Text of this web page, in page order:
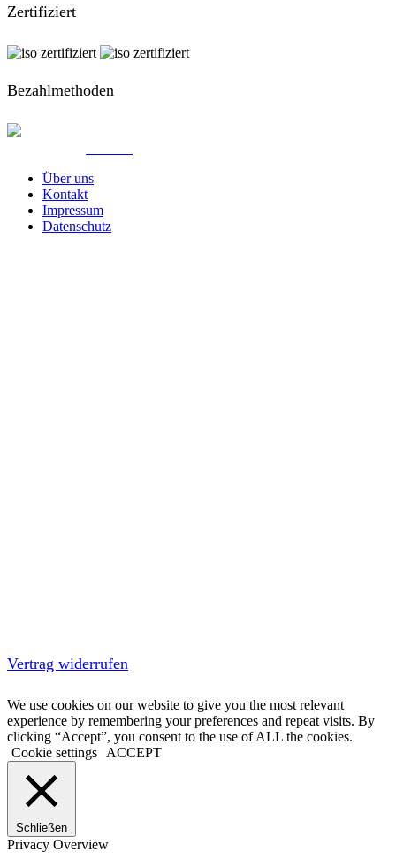
Zertifiziert
Bezahlmethoden
Über uns
Kontakt
Impressum
Datenschutz
Vertrag widerrufen
We use cookies on our website to give you the most relevant
experience by remembering your preferences and repeat visits. By
clicking “Accept”, you consent to the use of ALL the cookies.
Cookie settings
ACCEPT
Schließen
Privacy Overview